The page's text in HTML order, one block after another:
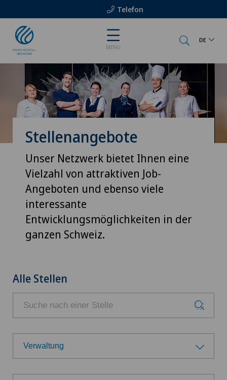
Telefon
MENU
DE
Stellenangebote
Unser Netzwerk bietet Ihnen eine
Vielzahl von attraktiven Job-
Angeboten und ebenso viele
interessante
Entwicklungsmöglichkeiten in der
ganzen Schweiz.
Alle Stellen
Verwaltung
Berufsgruppe